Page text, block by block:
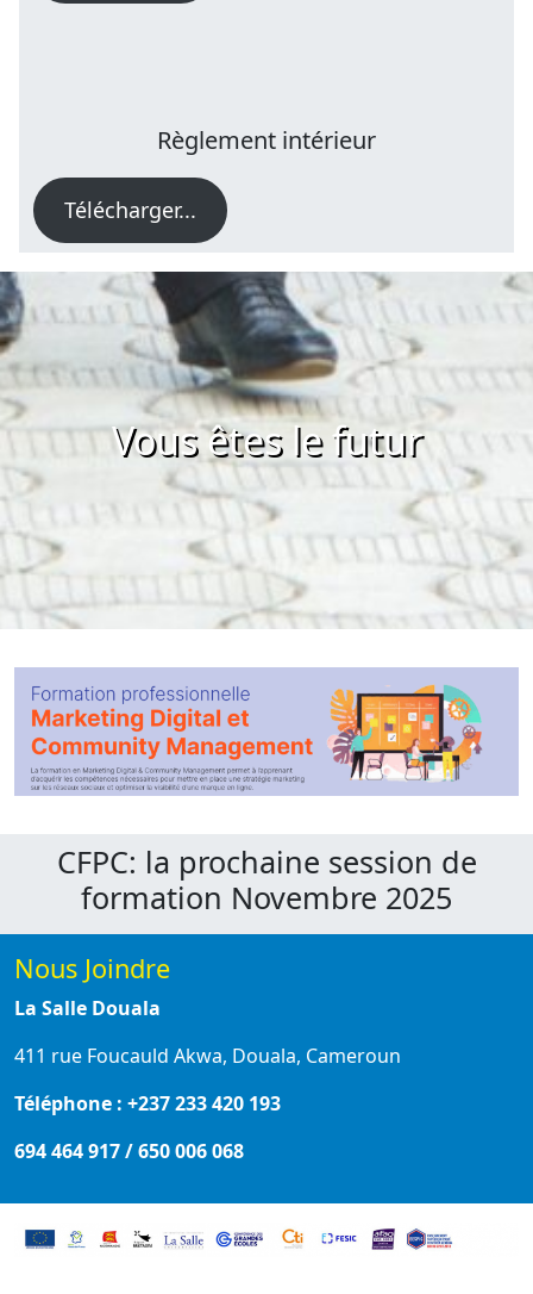
Règlement intérieur
Télécharger...
Vous êtes le futur
CFPC: la prochaine session de
formation Novembre 2025
Nous Joindre
La Salle Douala
411 rue Foucauld Akwa, Douala, Cameroun
Téléphone : +237 233 420 193
694 464 917 / 650 006 068